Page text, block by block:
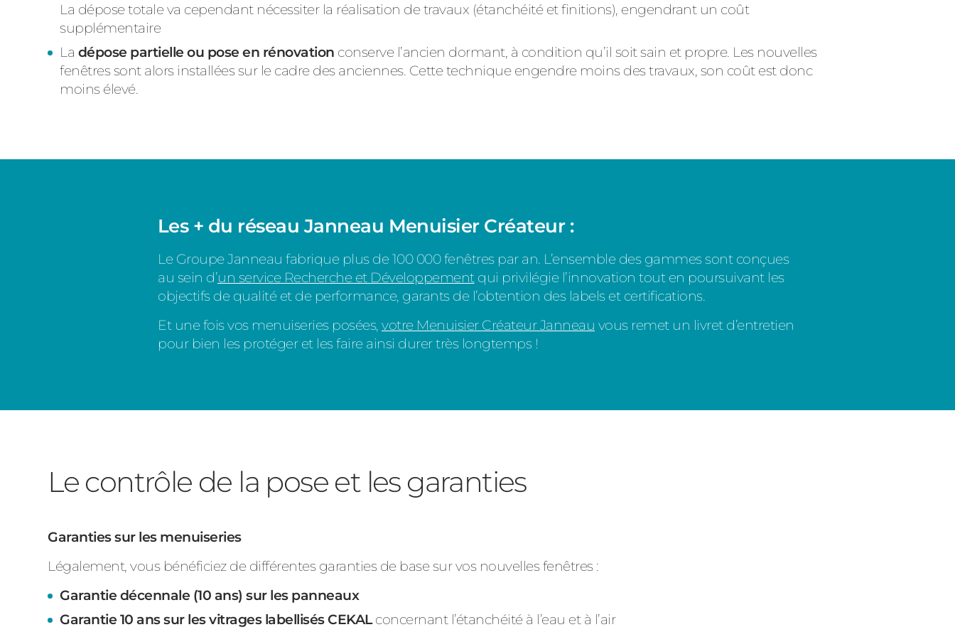
La dépose totale va cependant nécessiter la réalisation de travaux (étanchéité et finitions), engendrant un coût
supplémentaire
La dépose partielle ou pose en rénovation conserve l’ancien dormant, à condition qu’il soit sain et propre. Les nouvelles
fenêtres sont alors installées sur le cadre des anciennes. Cette technique engendre moins des travaux, son coût est donc
moins élevé.
Les + du réseau Janneau Menuisier Créateur :
Le Groupe Janneau fabrique plus de 100 000 fenêtres par an. L’ensemble des gammes sont conçues
au sein d’un service Recherche et Développement qui privilégie l’innovation tout en poursuivant les
objectifs de qualité et de performance, garants de l’obtention des labels et certifications.
Et une fois vos menuiseries posées, votre Menuisier Créateur Janneau vous remet un livret d’entretien
pour bien les protéger et les faire ainsi durer très longtemps !
Le contrôle de la pose et les garanties
Garanties sur les menuiseries
Légalement, vous bénéficiez de différentes garanties de base sur vos nouvelles fenêtres :
Garantie décennale (10 ans) sur les panneaux
Garantie 10 ans sur les vitrages labellisés CEKALconcernant l’étanchéité à l’eau et à l’air